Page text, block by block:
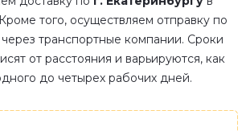
того, осуществляем отправку по
транспортные компании. Сроки
от расстояния и варьируются, как
до четырех рабочих дней.